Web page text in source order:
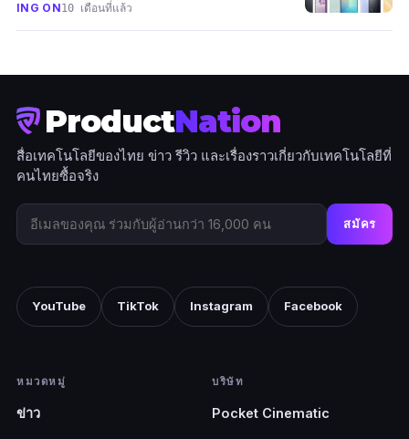
ING ON10 เดือนที่แล้ว
ProductNation
สื่อเทคโนโลยีของไทย ข่าว รีวิว และเรื่องราวเกี่ยวกับเทคโนโลยีที่
คนไทยซื้อจริง
สมัคร
YouTube TikTok Instagram Facebook
หมวดหมู่
ข่าว
บริษัท
Pocket Cinematic